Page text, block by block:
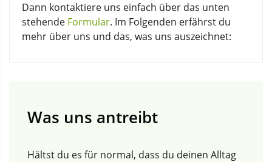
Dann kontaktiere uns einfach über das unten
stehende Formular. Im Folgenden erfährst du
mehr über uns und das, was uns auszeichnet:
Was uns antreibt
Hältst du es für normal, dass du deinen Alltag